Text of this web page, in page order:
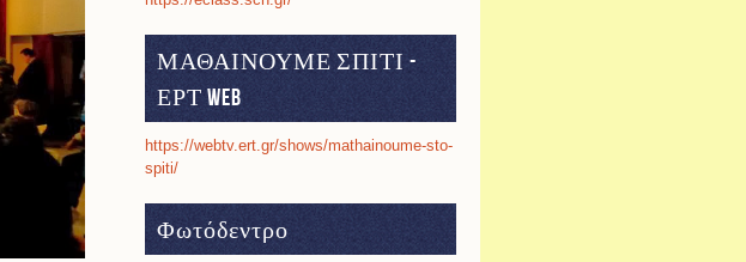
ΜΑΘΑΙΝΟΥΜΕ ΣΠΙΤΙ -
ΕΡΤ web
https://webtv.ert.gr/shows/mathainoume-sto-
spiti/
Φωτόδεντρο